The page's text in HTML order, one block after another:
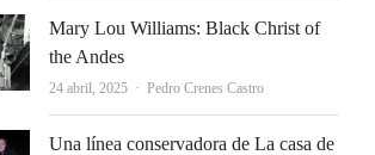
Mary Lou Williams: Black Christ of
the Andes
24 abril, 2025 Autor
Pedro Crenes Castro
Una línea conservadora de La casa de